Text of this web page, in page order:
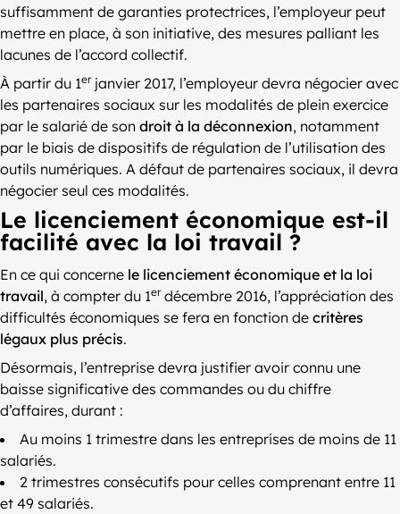
suffisamment de garanties protectrices, l’employeur peut
mettre en place, à son initiative, des mesures palliant les
lacunes de l’accord collectif.
À partir du 1erjanvier 2017, l’employeur devra négocier avec
les partenaires sociaux sur les modalités de plein exercice
par le salarié de son droit à la déconnexion, notamment
par le biais de dispositifs de régulation de l’utilisation des
outils numériques. A défaut de partenaires sociaux, il devra
négocier seul ces modalités.
Le licenciement économique est-il
facilité avec la loi travail ?
En ce qui concerne le licenciement économique et la loi
travail, à compter du 1erdécembre 2016, l’appréciation des
difficultés économiques se fera en fonction de critères
légaux plus précis.
Désormais, l’entreprise devra justifier avoir connu une
baisse significative des commandes ou du chiffre
d’affaires, durant :
Au moins 1 trimestre dans les entreprises de moins de 11
salariés.
2 trimestres consécutifs pour celles comprenant entre 11
et 49 salariés.